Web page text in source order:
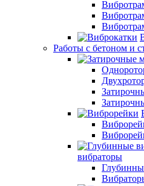
Работы с бетоном и
вибраторы